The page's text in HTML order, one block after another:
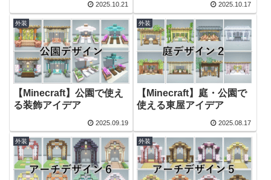
2025.10.21 2025.10.17
外装
【Minecraft】公園で使え
る装飾アイデア
2025.09.19
外装
【Minecraft】庭・公園で
使える東屋アイデア
2025.08.17
外装 外装